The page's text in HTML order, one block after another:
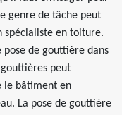
genre de tâche peut
spécialiste en toiture.
de gouttière dans
peut
le bâtiment en
La pose de gouttière